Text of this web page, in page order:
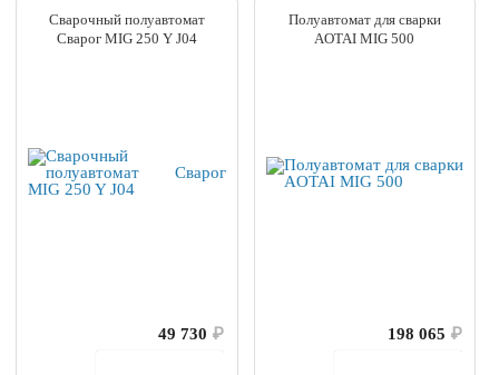
Сварочный полуавтомат
Сварог MIG 250 Y J04
49 730 ₽
Полуавтомат для сварки
AOTAI MIG 500
198 065 ₽